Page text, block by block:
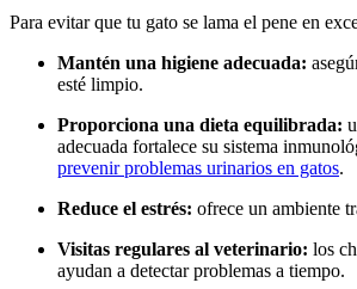
Para evitar que tu gato se lama el pene en
Mantén una higiene adecuada:
esté limpio.
Proporciona una dieta equilibrada:
adecuada fortalece su sistema
prevenir problemas urinarios en gatos.
Reduce el estrés: ofrece un ambiente
Visitas regulares al veterinario: los
ayudan a detectar problemas a tiempo.